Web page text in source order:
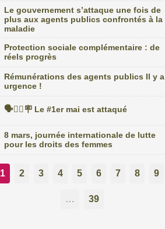
Le gouvernement s’attaque une fois de
plus aux agents publics confrontés à la
maladie
Protection sociale complémentaire : de
réels progrès
Rémunérations des agents publics Il y a
urgence !
🗣️✊🏼🪧 Le #1er mai est attaqué
8 mars, journée internationale de lutte
pour les droits des femmes
1 2 3 4 5 6 7 8 9
… 39